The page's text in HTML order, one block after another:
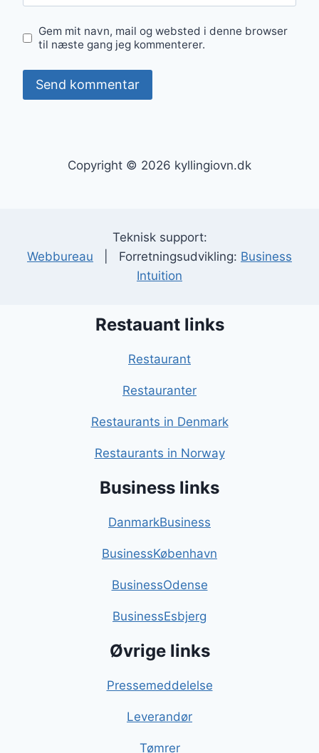
Gem mit navn, mail og websted i denne browser
til næste gang jeg kommenterer.
Copyright © 2026 kyllingiovn.dk
Teknisk support:
Webbureau | Forretningsudvikling: Business
Intuition
Restauant links
Restaurant
Restauranter
Restaurants in Denmark
Restaurants in Norway
Business links
DanmarkBusiness
BusinessKøbenhavn
BusinessOdense
BusinessEsbjerg
Øvrige links
Pressemeddelelse
Leverandør
Tømrer